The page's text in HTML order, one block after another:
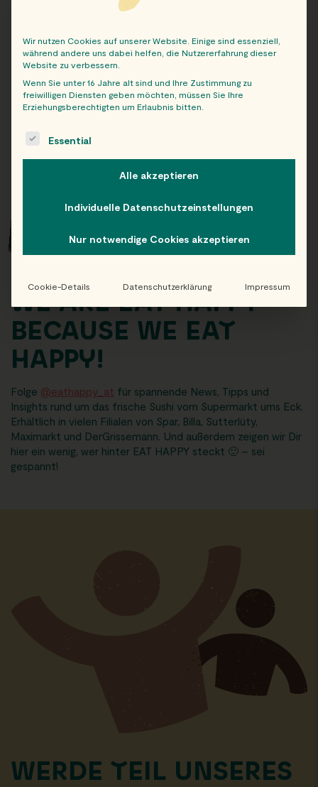
WE ARE EAT HAPPY –
BECAUSE WE EAT
HAPPY!
Folge @eathappy_at für spannende News, Tipps und
Insights rund um das frische Sushi vom Supermarkt ums Eck.
Erhältlich in vielen Filialen von Spar, Billa, Sutterlüty,
Maximarkt und DerGrissemann. Und außerdem zeigen wir Dir
hier ein wenig, wer hinter EAT HAPPY steckt 🙂 – sei
gespannt!
WERDE TEIL UNSERES
Wir nutzen Cookies auf unserer Website. Einige sind essenziell,
während andere uns dabei helfen, die Nutzererfahrung dieser
Website zu verbessern.
Wenn Sie unter 16 Jahre alt sind und Ihre Zustimmung zu
freiwilligen Diensten geben möchten, müssen Sie Ihre
Erziehungsberechtigten um Erlaubnis bitten.
The following is a list of service groups for which consent
Essential
Alle akzeptieren
Individuelle Datenschutzeinstellungen
Nur notwendige Cookies akzeptieren
Cookie-Details Datenschutzerklärung Impressum